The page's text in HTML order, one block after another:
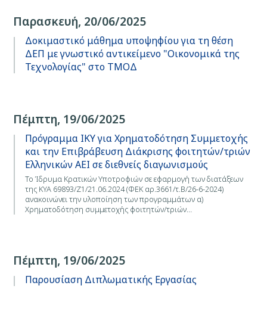
Παρασκευή, 20/06/2025
Δοκιμαστικό μάθημα υποψηφίου για τη θέση
ΔΕΠ με γνωστικό αντικείμενο "Οικονομικά της
Τεχνολογίας" στο ΤΜΟΔ
Πέμπτη, 19/06/2025
Πρόγραμμα ΙΚΥ για Χρηματοδότηση Συμμετοχής
και την Επιβράβευση Διάκρισης φοιτητών/τριών
Ελληνικών ΑΕΙ σε διεθνείς διαγωνισμούς
Το Ίδρυμα Κρατικών Υποτροφιών σε εφαρμογή των διατάξεων
της ΚΥΑ 69893/Ζ1/21.06.2024 (ΦΕΚ αρ.3661/τ.Β/26-6-2024)
ανακοινώνει την υλοποίηση των προγραμμάτων α)
Χρηματοδότηση συμμετοχής φοιτητών/τριών…
Πέμπτη, 19/06/2025
Παρουσίαση Διπλωματικής Εργασίας